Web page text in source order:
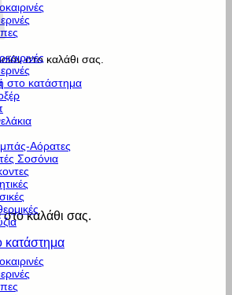
στο καλάθι σας.
στο κατάστημα
καλάθι σας.
κατάστημα
Αόρατες
Σοσόνια